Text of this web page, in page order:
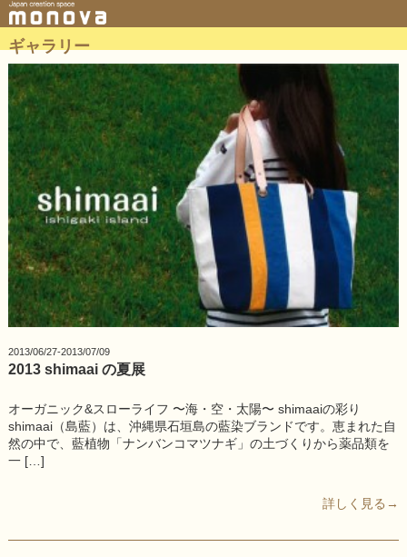
ギャラリー
2013/06/27-2013/07/09
2013 shimaai の夏展
オーガニック&スローライフ 〜海・空・太陽〜 shimaaiの彩り
shimaai（島藍）は、沖縄県石垣島の藍染ブランドです。恵まれた自
然の中で、藍植物「ナンバンコマツナギ」の土づくりから薬品類を
一 […]
詳しく見る→